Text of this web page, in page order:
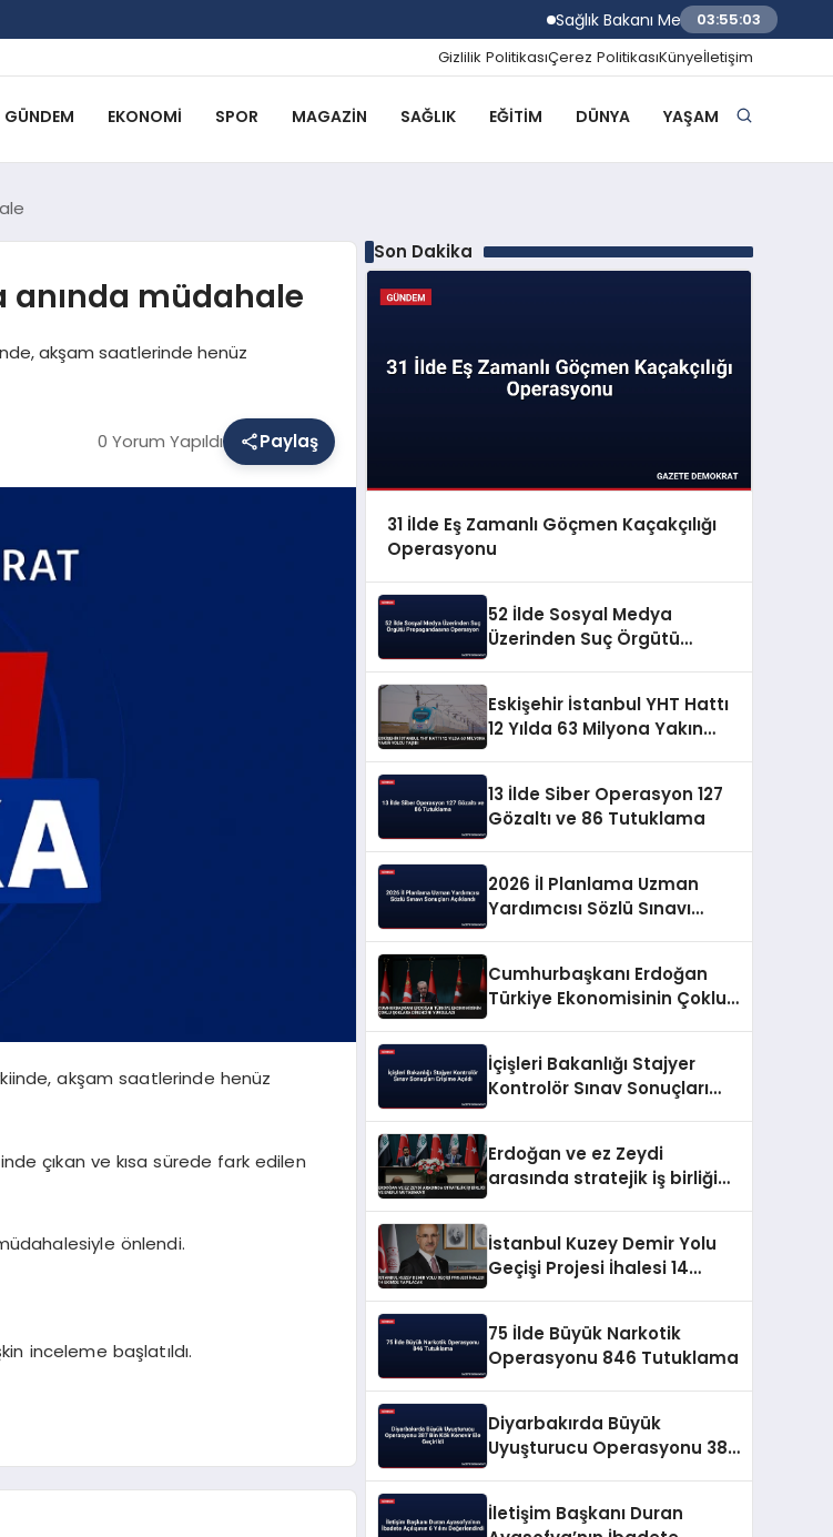
Sağlık Bakanı Memişoğlu Rize Şehir
03:55:03
Gizlilik PolitikasıÇerez PolitikasıKünyeİletişim
GÜNDEM EKONOMI SPOR MAGAZIN SAĞLIK EĞITIM DÜNYA YAŞAM
anında müdahale
akşam saatlerinde henüz
0 Yorum Yapıldı Paylaş
akşam saatlerinde henüz
çıkan ve kısa sürede fark edilen
önlendi.
inceleme başlatıldı.
Son Dakika
31 İlde Eş Zamanlı Göçmen Kaçakçılığı
Operasyonu
52 İlde Sosyal Medya
Üzerinden Suç Örgütü
Eskişehir İstanbul YHT Hattı
12 Yılda 63 Milyona Yakın
13 İlde Siber Operasyon 127
Gözaltı ve 86 Tutuklama
2026 İl Planlama Uzman
Yardımcısı Sözlü Sınavı
Cumhurbaşkanı Erdoğan
Türkiye Ekonomisinin Çoklu
İçişleri Bakanlığı Stajyer
Kontrolör Sınav Sonuçları
Erdoğan ve ez Zeydi
arasında stratejik iş birliği
İstanbul Kuzey Demir Yolu
Geçişi Projesi İhalesi 14
75 İlde Büyük Narkotik
Operasyonu 846 Tutuklama
Diyarbakırda Büyük
Uyuşturucu Operasyonu 387
İletişim Başkanı Duran